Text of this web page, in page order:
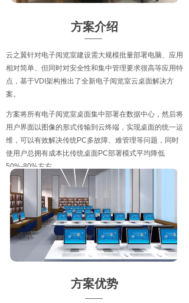
方案优势
方案介绍
云之翼针对电子阅览室建设需大规模批量部署电脑、应用
相对简单、但同时对安全性和集中管理要求很高等应用特
点，基于VDI架构推出了全新电子阅览室云桌面解决方
案。
方案将所有电子阅览室桌面集中部署在数据中心，然后将
用户界面以图像的形式传输到云终端，实现桌面的统一运
维，可以有效解决传统PC多故障、难管理等问题，同时
使用户总拥有成本比传统桌面PC部署模式平均降低
50%-80%左右。